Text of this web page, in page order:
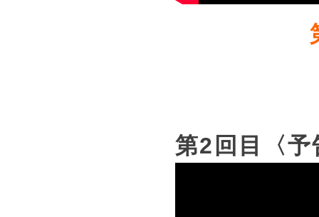
第2回目〈予